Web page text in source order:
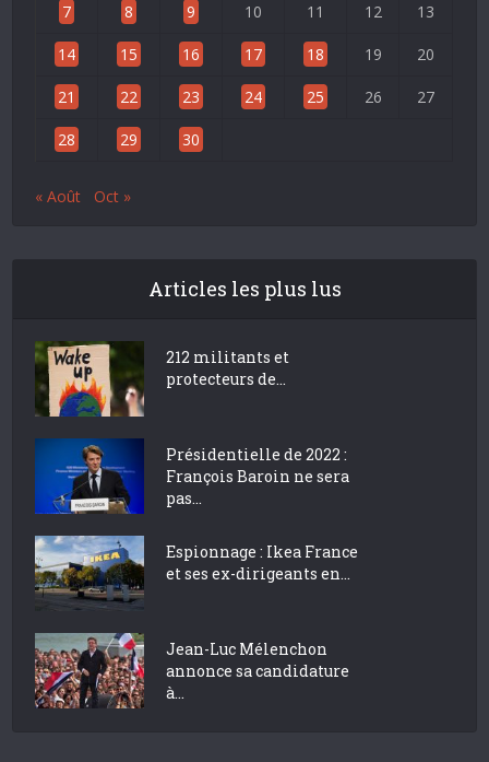
7 8 9 10 11 12 13
14 15 16 17 18 19 20
21 22 23 24 25 26 27
28 29 30
« Août Oct »
Articles les plus lus
212 militants et
protecteurs de...
Présidentielle de 2022 :
François Baroin ne sera
pas...
Espionnage : Ikea France
et ses ex-dirigeants en...
Jean-Luc Mélenchon
annonce sa candidature
à...